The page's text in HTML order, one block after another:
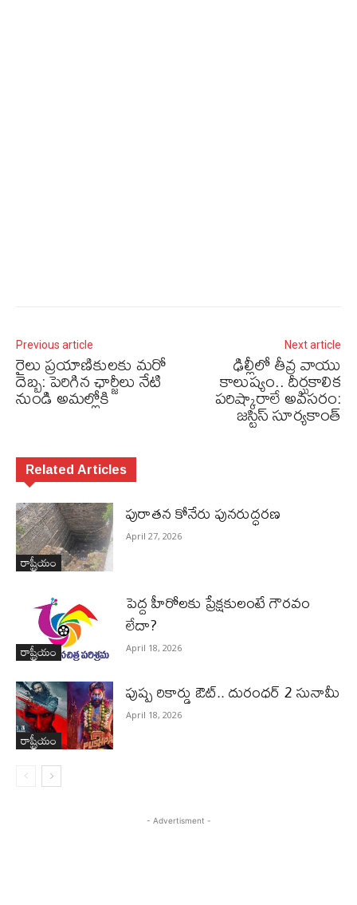
Previous article
రైలు ప్రయాణికులకు మరో
దెబ్బ: పెరిగిన ఛార్జీలు నేటి
నుండి అమల్లోకి
Next article
ఢిల్లీలో తీవ్ర వాయు
కాలుష్యం.. దీర్ఘకాలిక
పరిష్కారాలే అవసరం:
జస్టిస్ సూర్యకాంత్
Related Articles
రాష్ట్రీయం
పురాత‌న కోనేరు పున‌రుద్ధ‌ర‌ణ
April 27, 2026
రాష్ట్రీయం
పెద్ద హీరోల‌కు ప్రేక్ష‌కులంటే గౌర‌వం
లేదా?
April 18, 2026
రాష్ట్రీయం
పుష్ప రికార్డు ఔట్‌.. దురంధ‌ర్ 2 సునామీ
April 18, 2026
- Advertisment -